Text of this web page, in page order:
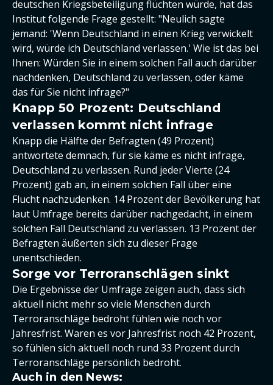
deutschen Kriegsbeteiligung flüchten würde, hat das
Institut folgende Frage gestellt: "Neulich sagte
jemand: 'Wenn Deutschland in einen Krieg verwickelt
wird, würde ich Deutschland verlassen.' Wie ist das bei
Ihnen: Würden Sie in einem solchen Fall auch darüber
nachdenken, Deutschland zu verlassen, oder käme
das für Sie nicht infrage?"
Knapp 50 Prozent: Deutschland
verlassen kommt nicht infrage
Knapp die Hälfte der Befragten (49 Prozent)
antwortete demnach, für sie käme es nicht infrage,
Deutschland zu verlassen. Rund jeder Vierte (24
Prozent) gab an, in einem solchen Fall über eine
Flucht nachzudenken. 14 Prozent der Bevölkerung hat
laut Umfrage bereits darüber nachgedacht, in einem
solchen Fall Deutschland zu verlassen. 13 Prozent der
Befragten äußerten sich zu dieser Frage
unentschieden.
Sorge vor Terroranschlägen sinkt
Die Ergebnisse der Umfrage zeigen auch, dass sich
aktuell nicht mehr so viele Menschen durch
Terroranschläge bedroht fühlen wie noch vor
Jahresfrist. Waren es vor Jahresfrist noch 42 Prozent,
so fühlen sich aktuell noch rund 33 Prozent durch
Terroranschläge persönlich bedroht.
Auch in den News: